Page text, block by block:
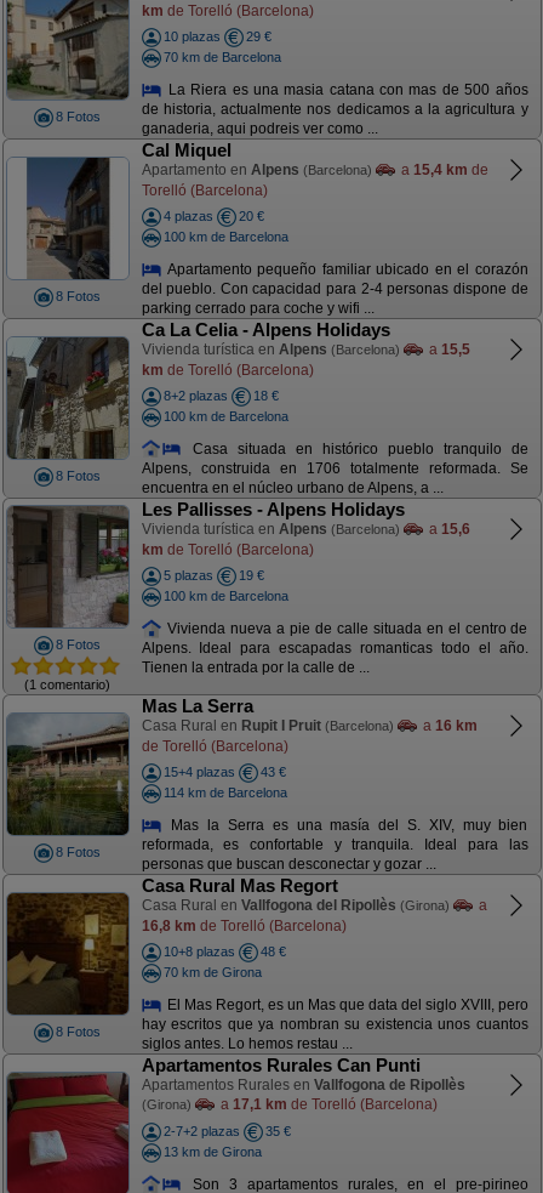
8 Fotos
km de Torelló (Barcelona)
10 plazas
29 €
70 km de Barcelona
La Riera es una masia catana con mas de 500 años
de historia, actualmente nos dedicamos a la agricultura y
ganaderia, aqui podreis ver como ...
8 Fotos
Cal Miquel
Apartamento en Alpens (Barcelona) a 15,4 km de
Torelló (Barcelona)
4 plazas
20 €
100 km de Barcelona
Apartamento pequeño familiar ubicado en el corazón
del pueblo. Con capacidad para 2-4 personas dispone de
parking cerrado para coche y wifi ...
8 Fotos
Ca La Celia - Alpens Holidays
Vivienda turística en Alpens (Barcelona) a 15,5
km de Torelló (Barcelona)
8+2 plazas
18 €
100 km de Barcelona
Casa situada en histórico pueblo tranquilo de
Alpens, construida en 1706 totalmente reformada. Se
encuentra en el núcleo urbano de Alpens, a ...
8 Fotos
(1 comentario)
Les Pallisses - Alpens Holidays
Vivienda turística en Alpens (Barcelona) a 15,6
km de Torelló (Barcelona)
5 plazas
19 €
100 km de Barcelona
Vivienda nueva a pie de calle situada en el centro de
Alpens. Ideal para escapadas romanticas todo el año.
Tienen la entrada por la calle de ...
8 Fotos
Mas La Serra
Casa Rural en Rupit I Pruit (Barcelona) a 16 km
de Torelló (Barcelona)
15+4 plazas
43 €
114 km de Barcelona
Mas la Serra es una masía del S. XIV, muy bien
reformada, es confortable y tranquila. Ideal para las
personas que buscan desconectar y gozar ...
8 Fotos
Casa Rural Mas Regort
Casa Rural en Vallfogona del Ripollès (Girona)
a
16,8 km de Torelló (Barcelona)
10+8 plazas
48 €
70 km de Girona
El Mas Regort, es un Mas que data del siglo XVIII, pero
hay escritos que ya nombran su existencia unos cuantos
siglos antes. Lo hemos restau ...
Apartamentos Rurales Can Punti
Apartamentos Rurales en Vallfogona de Ripollès
(Girona) a 17,1 km de Torelló (Barcelona)
2-7+2 plazas
35 €
13 km de Girona
Son 3 apartamentos rurales, en el pre-pirineo